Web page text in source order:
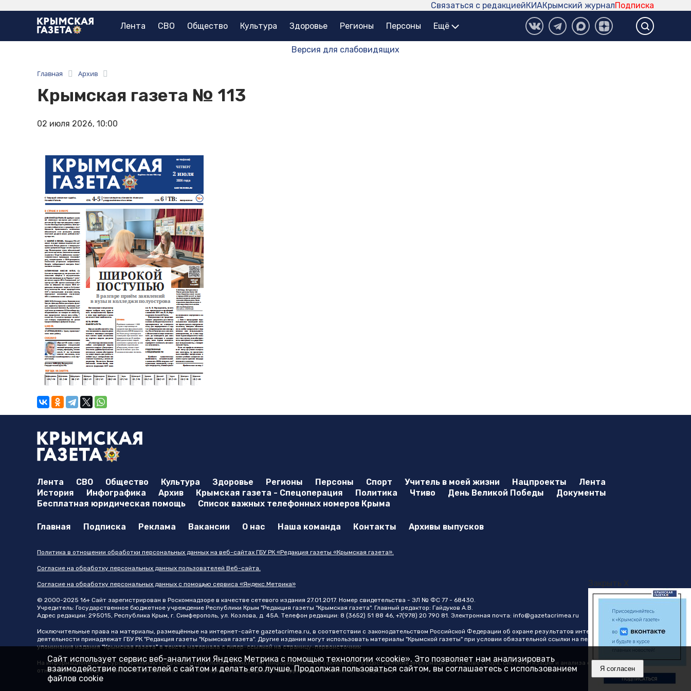
Подписка
Крымский журнал
КИА
Связаться с редакцией
Лента СВО Общество Культура Здоровье Регионы Персоны Ещё
Версия для слабовидящих
Главная Архив
Крымская газета № 113
02 июля 2026, 10:00
Закрыть X
Лента СВО Общество Культура Здоровье Регионы Персоны Спорт Учитель в моей жизни Нацпроекты
Лента
История
Инфографика Архив Крымская газета - Спецоперация Политика Чтиво День Великой Победы
Документы
Бесплатная юридическая помощь
Список важных телефонных номеров Крыма
Главная Подписка Реклама Вакансии О нас Наша команда Контакты Архивы выпусков
Политика в отношении обработки персональных данных на веб-сайтах ГБУ РК «Редакция газеты «Крымская газета».
Согласие на обработку персональных данных пользователей Веб-сайта.
Согласие на обработку персональных данных с помощью сервиса «Яндекс.Метрика»
© 2000-2025 16+ Сайт зарегистрирован в Роскомнадзоре в качестве сетевого издания 27.01.2017. Номер свидетельства - ЭЛ № ФС 77 - 68430.
Учредитель: Государственное бюджетное учреждение Республики Крым "Редакция газеты "Крымская газета". Главный редактор: Гайдуков А.В.
Адрес редакции: 295015, Республика Крым, г. Симферополь, ул. Козлова, д. 45А. Телефон редакции: 8 (3652) 51 88 46, +7(978) 20 790 81. Электронная почта: info@gazetacrimea.ru
Исключительные права на материалы, размещённые на интернет-сайте gazetacrimea.ru, в соответствии с законодательством Российской Федерации об охране результатов интеллектуальной
деятельности принадлежат ГБУ РК "Редакция газеты "Крымская газета". Другие издания могут использовать материалы "Крымской газеты" при условии обязательной ссылки на первоисточник в виде
упоминания издания "Крымская газета" в тексте материала с гипер-ссылкой на страницу-первоисточник
На информационном ресурсе применяются рекомендательные технологии (информационные технологии предоставления информации на основе сбора, систематизации и анализа сведений,
относящихся к предпочтениям пользователей сети "Интернет", находящихся на территории Российской Федерации)
Сайт использует сервис веб-аналитики Яндекс Метрика с помощью технологии «cookie». Это позволяет нам анализировать
взаимодействие посетителей с сайтом и делать его лучше. Продолжая пользоваться сайтом, вы соглашаетесь с использованием
файлов cookie
Я согласен